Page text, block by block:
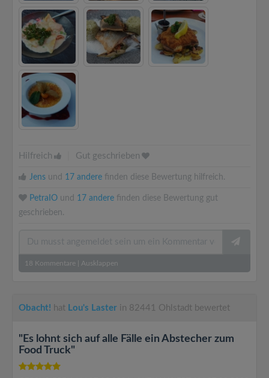
Hilfreich Gut geschrieben
Jens und 17 andere finden diese Bewertung hilfreich.
PetraIO und 17 andere finden diese Bewertung gut
geschrieben.
18 Kommentare Ausklappen
Obacht! hat Lou's Laster in 82441 Ohlstadt bewertet
"Es lohnt sich auf alle Fälle ein Abstecher zum
Food Truck"